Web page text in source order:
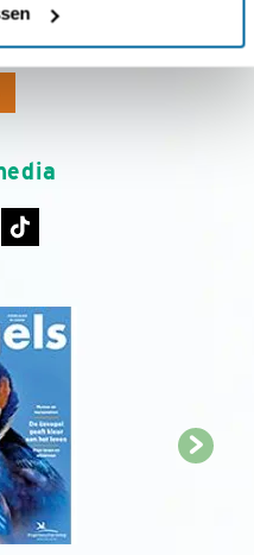
inspiratie, acties en tips